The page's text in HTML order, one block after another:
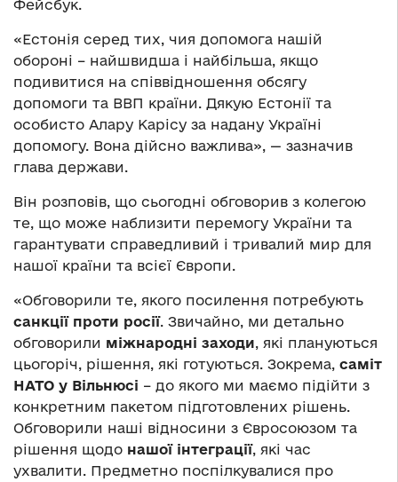
Фейсбук.
«Естонія серед тих, чия допомога нашій
обороні – найшвидша і найбільша, якщо
подивитися на співвідношення обсягу
допомоги та ВВП країни. Дякую Естонії та
особисто Алару Карісу за надану Україні
допомогу. Вона дійсно важлива», — зазначив
глава держави.
Він розповів, що сьогодні обговорив з колегою
те, що може наблизити перемогу України та
гарантувати справедливий і тривалий мир для
нашої країни та всієї Європи.
«Обговорили те, якого посилення потребують
санкції проти росії. Звичайно, ми детально
обговорили міжнародні заходи, які плануються
цьогоріч, рішення, які готуються. Зокрема, саміт
НАТО у Вільнюсі – до якого ми маємо підійти з
конкретним пакетом підготовлених рішень.
Обговорили наші відносини з Євросоюзом та
рішення щодо нашої інтеграції, які час
ухвалити. Предметно поспілкувалися про